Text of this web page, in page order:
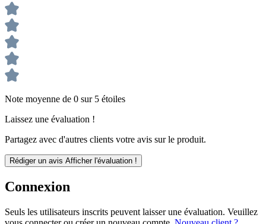
Note moyenne de 0 sur 5 étoiles
Laissez une évaluation !
Partagez avec d'autres clients votre avis sur le produit.
Rédiger un avis Afficher l'évaluation !
Connexion
Seuls les utilisateurs inscrits peuvent laisser une évaluation. Veuillez